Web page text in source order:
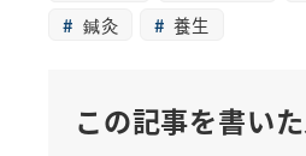
鍼灸
養生
この記事を書い